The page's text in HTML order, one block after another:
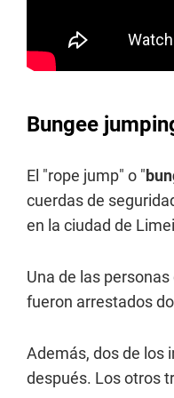
Bungee
El "rope jump" o "
cuerdas de
en la ciudad de
Una de las
fueron arrestados
Además, dos de los
después. Los otros